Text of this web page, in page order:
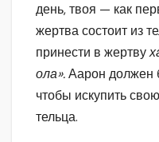
день, твоя — как
жертва состоит из
принести в жертву
ола».Аарон должен
чтобы искупить
тельца.